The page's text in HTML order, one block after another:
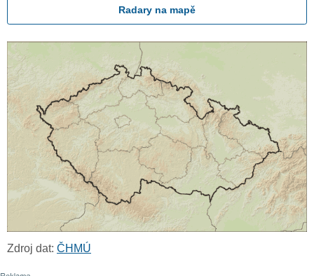
Radary na mapě
Zdroj dat: ČHMÚ